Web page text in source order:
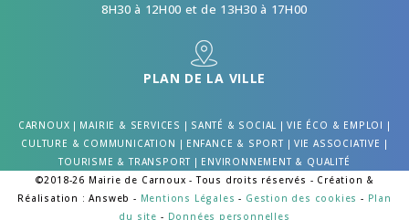
8H30 à 12H00 et de 13H30 à 17H00
PLAN DE LA VILLE
CARNOUX | MAIRIE & SERVICES | SANTÉ & SOCIAL |VIE ÉCO & EMPLOI |
CULTURE & COMMUNICATION | ENFANCE & SPORT| VIE ASSOCIATIVE |
TOURISME & TRANSPORT | ENVIRONNEMENT & QUALITÉ
©2018-26 Mairie de Carnoux - Tous droits réservés - Création &
Réalisation : Answeb - Mentions Légales - Gestion des cookies - Plan
du site - Données personnelles